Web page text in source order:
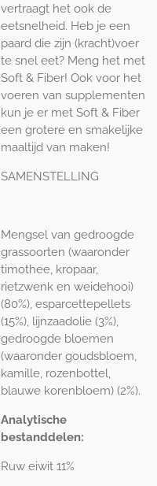
vertraagt het ook de
eetsnelheid. Heb je een
paard die zijn (kracht)voer
te snel eet? Meng het met
Soft & Fiber! Ook voor het
voeren van supplementen
kun je er met Soft & Fiber
een grotere en smakelijke
maaltijd van maken!
SAMENSTELLING
Mengsel van gedroogde
grassoorten (waaronder
timothee, kropaar,
rietzwenk en weidehooi)
(80%), esparcettepellets
(15%), lijnzaadolie (3%),
gedroogde bloemen
(waaronder goudsbloem,
kamille, rozenbottel,
blauwe korenbloem) (2%).
Analytische
bestanddelen:
Ruw eiwit 11%